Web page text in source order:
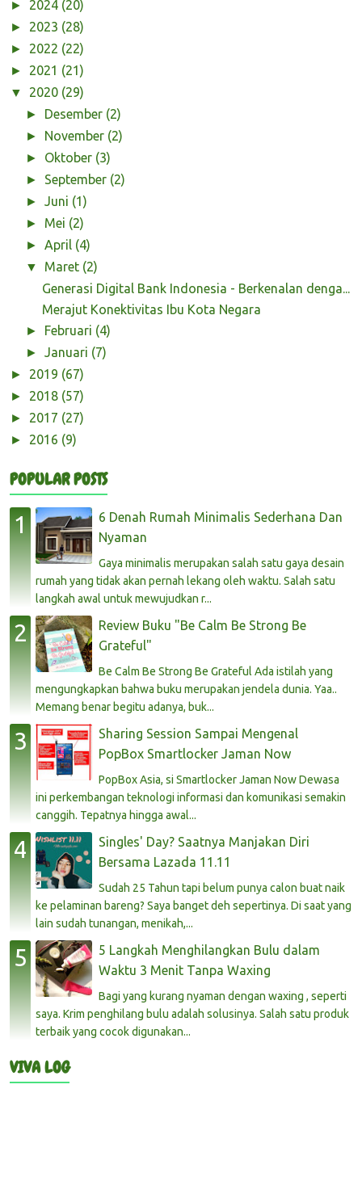
► 2024 (20)
► 2023 (28)
► 2022 (22)
► 2021 (21)
▼ 2020 (29)
► Desember (2)
► November (2)
► Oktober (3)
► September (2)
►Juni (1)
► Mei (2)
►April (4)
▼ Maret (2)
Generasi Digital Bank Indonesia - Berkenalan denga...
Merajut Konektivitas Ibu Kota Negara
► Februari (4)
►Januari (7)
► 2019 (67)
► 2018 (57)
► 2017 (27)
► 2016 (9)
POPULAR POSTS
6 Denah Rumah Minimalis Sederhana Dan
Nyaman
Gaya minimalis merupakan salah satu gaya desain
rumah yang tidak akan pernah lekang oleh waktu. Salah satu
langkah awal untuk mewujudkan r...
Review Buku "Be Calm Be Strong Be
Grateful"
Be Calm Be Strong Be Grateful Ada istilah yang
mengungkapkan bahwa buku merupakan jendela dunia. Yaa..
Memang benar begitu adanya, buk...
Sharing Session Sampai Mengenal
PopBox Smartlocker Jaman Now
PopBox Asia, si Smartlocker Jaman Now Dewasa
ini perkembangan teknologi informasi dan komunikasi semakin
canggih. Tepatnya hingga awal...
Singles' Day? Saatnya Manjakan Diri
Bersama Lazada 11.11
Sudah 25 Tahun tapi belum punya calon buat naik
ke pelaminan bareng? Saya banget deh sepertinya. Di saat yang
lain sudah tunangan, menikah,...
5 Langkah Menghilangkan Bulu dalam
Waktu 3 Menit Tanpa Waxing
Bagi yang kurang nyaman dengan waxing , seperti
saya. Krim penghilang bulu adalah solusinya. Salah satu produk
terbaik yang cocok digunakan...
VIVA LOG